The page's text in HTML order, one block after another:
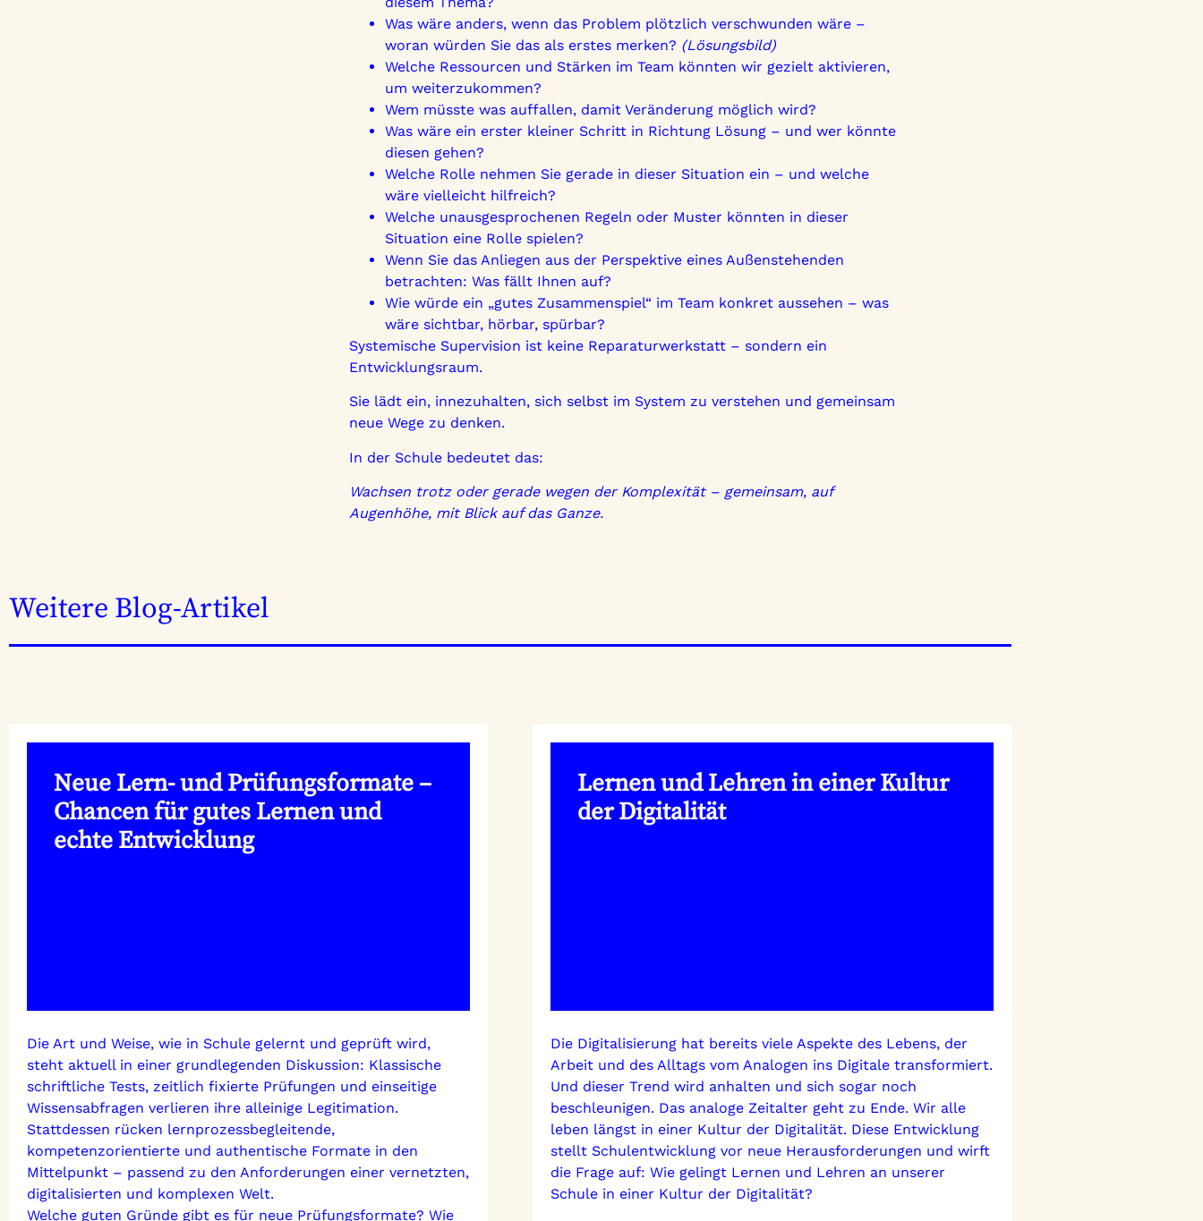
Was wäre anders, wenn das Problem plötzlich verschwunden wäre –
woran würden Sie das als erstes merken? (Lösungsbild)
Welche Ressourcen und Stärken im Team könnten wir gezielt aktivieren,
um weiterzukommen?
Wem müsste was auffallen, damit Veränderung möglich wird?
Was wäre ein erster kleiner Schritt in Richtung Lösung – und wer könnte
diesen gehen?
Welche Rolle nehmen Sie gerade in dieser Situation ein – und welche
wäre vielleicht hilfreich?
Welche unausgesprochenen Regeln oder Muster könnten in dieser
Situation eine Rolle spielen?
Wenn Sie das Anliegen aus der Perspektive eines Außenstehenden
betrachten: Was fällt Ihnen auf?
Wie würde ein „gutes Zusammenspiel“ im Team konkret aussehen – was
wäre sichtbar, hörbar, spürbar?
Systemische Supervision ist keine Reparaturwerkstatt – sondern ein
Entwicklungsraum.
Sie lädt ein, innezuhalten, sich selbst im System zu verstehen und gemeinsam
neue Wege zu denken.
In der Schule bedeutet das:
Wachsen trotz oder gerade wegen der Komplexität – gemeinsam, auf
Augenhöhe, mit Blick auf das Ganze.
Weitere Blog-Artikel
Neue Lern- und Prüfungsformate –
Chancen für gutes Lernen und
echte Entwicklung
Die Art und Weise, wie in Schule gelernt und geprüft wird,
steht aktuell in einer grundlegenden Diskussion: Klassische
schriftliche Tests, zeitlich fixierte Prüfungen und einseitige
Wissensabfragen verlieren ihre alleinige Legitimation.
Stattdessen rücken lernprozessbegleitende,
kompetenzorientierte und authentische Formate in den
Mittelpunkt – passend zu den Anforderungen einer vernetzten,
digitalisierten und komplexen Welt.
Welche guten Gründe gibt es für neue Prüfungsformate? Wie
Lernen und Lehren in einer Kultur
der Digitalität
Die Digitalisierung hat bereits viele Aspekte des Lebens, der
Arbeit und des Alltags vom Analogen ins Digitale transformiert.
Und dieser Trend wird anhalten und sich sogar noch
beschleunigen. Das analoge Zeitalter geht zu Ende. Wir alle
leben längst in einer Kultur der Digitalität. Diese Entwicklung
stellt Schulentwicklung vor neue Herausforderungen und wirft
die Frage auf: Wie gelingt Lernen und Lehren an unserer
Schule in einer Kultur der Digitalität?